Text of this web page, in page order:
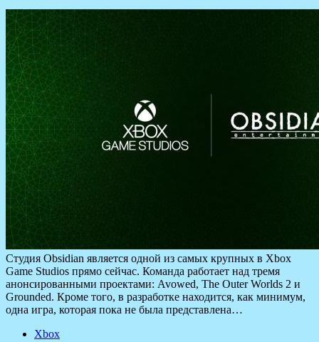
Студия Obsidian является одной из самых крупных в Xbox
Game Studios прямо сейчас. Команда работает над тремя
анонсированными проектами: Avowed, The Outer Worlds 2 и
Grounded. Кроме того, в разработке находится, как минимум,
одна игра, которая пока не была представлена…
Xbox